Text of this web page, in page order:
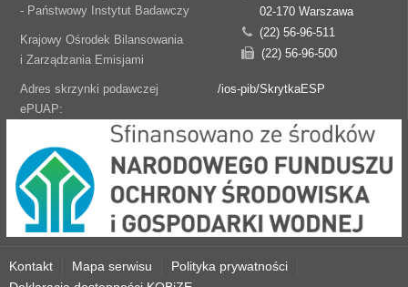
- Państwowy Instytut Badawczy
Krajowy Ośrodek Bilansowania
i Zarządzania Emisjami
02-170 Warszawa
(22) 56-96-511
(22) 56-96-500
Adres skrzynki podawczej
ePUAP:
/ios-pib/SkrytkaESP
Kontakt Mapa serwisu
Polityka prywatności